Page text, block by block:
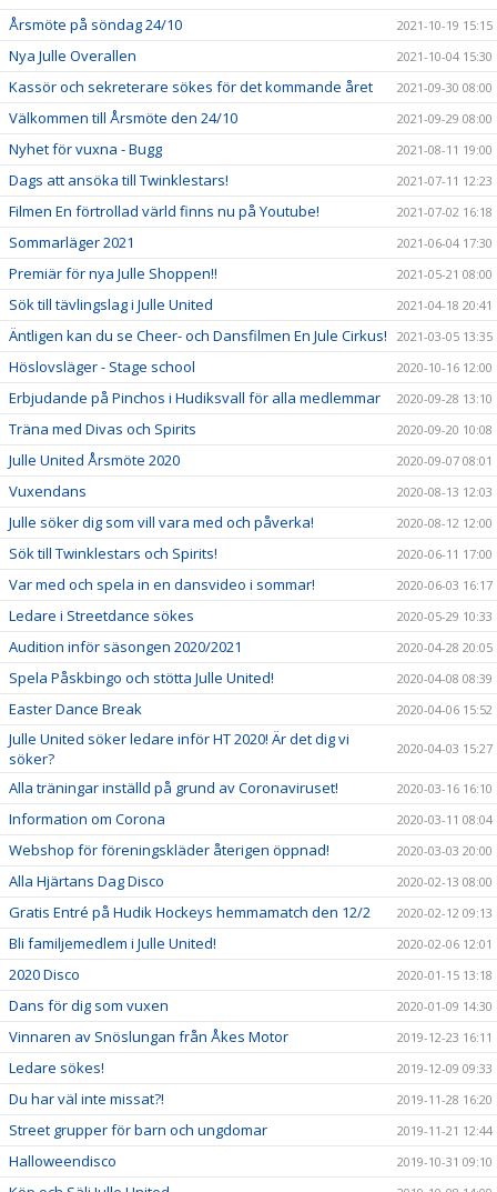
Årsmöte på söndag 24/10 2021-10-19 15:15
Nya Julle Overallen 2021-10-04 15:30
Kassör och sekreterare sökes för det kommande året 2021-09-30 08:00
Välkommen till Årsmöte den 24/10 2021-09-29 08:00
Nyhet för vuxna - Bugg 2021-08-11 19:00
Dags att ansöka till Twinklestars! 2021-07-11 12:23
Filmen En förtrollad värld finns nu på Youtube! 2021-07-02 16:18
Sommarläger 2021 2021-06-04 17:30
Premiär för nya Julle Shoppen!! 2021-05-21 08:00
Sök till tävlingslag i Julle United 2021-04-18 20:41
Äntligen kan du se Cheer- och Dansfilmen En Jule Cirkus! 2021-03-05 13:35
Höslovsläger - Stage school 2020-10-16 12:00
Erbjudande på Pinchos i Hudiksvall för alla medlemmar 2020-09-28 13:10
Träna med Divas och Spirits 2020-09-20 10:08
Julle United Årsmöte 2020 2020-09-07 08:01
Vuxendans 2020-08-13 12:03
Julle söker dig som vill vara med och påverka! 2020-08-12 12:00
Sök till Twinklestars och Spirits! 2020-06-11 17:00
Var med och spela in en dansvideo i sommar! 2020-06-03 16:17
Ledare i Streetdance sökes 2020-05-29 10:33
Audition inför säsongen 2020/2021 2020-04-28 20:05
Spela Påskbingo och stötta Julle United! 2020-04-08 08:39
Easter Dance Break 2020-04-06 15:52
Julle United söker ledare inför HT 2020! Är det dig vi
söker?
2020-04-03 15:27
Alla träningar inställd på grund av Coronaviruset! 2020-03-16 16:10
Information om Corona 2020-03-11 08:04
Webshop för föreningskläder återigen öppnad! 2020-03-03 20:00
Alla Hjärtans Dag Disco 2020-02-13 08:00
Gratis Entré på Hudik Hockeys hemmamatch den 12/2 2020-02-12 09:13
Bli familjemedlem i Julle United! 2020-02-06 12:01
2020 Disco 2020-01-15 13:18
Dans för dig som vuxen 2020-01-09 14:30
Vinnaren av Snöslungan från Åkes Motor 2019-12-23 16:11
Ledare sökes! 2019-12-09 09:33
Du har väl inte missat?! 2019-11-28 16:20
Street grupper för barn och ungdomar 2019-11-21 12:44
Halloweendisco 2019-10-31 09:10